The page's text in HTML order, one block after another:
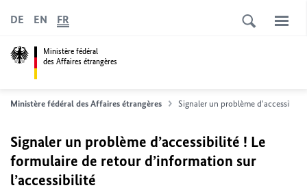
Ministère fédéral
des Affaires étrangères
DE EN FR
Ministère fédéral des Affaires étrangères Signaler un problème d'accessibilité
Signaler un problème d’accessibilité ! Le
formulaire de retour d’information sur
l’accessibilité